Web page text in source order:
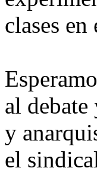
clases
al
y
el